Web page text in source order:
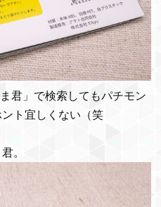
君」で検索してもパチモン
ト宜しくない（笑
。